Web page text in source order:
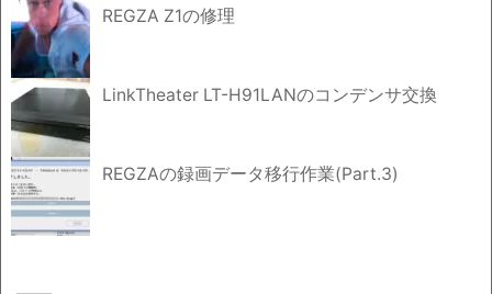
REGZA Z1の修理
LinkTheater LT-H91LANのコンデンサ交換
REGZAの録画データ移行作業(Part.3)